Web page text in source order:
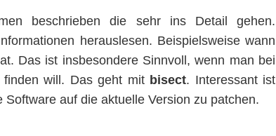
beschrieben die sehr ins Detail gehen.
herauslesen. Beispielsweise wann
Das ist insbesondere Sinnvoll, wenn man bei
finden will. Das geht mit bisect. Interessant ist
Software auf die aktuelle Version zu patchen.